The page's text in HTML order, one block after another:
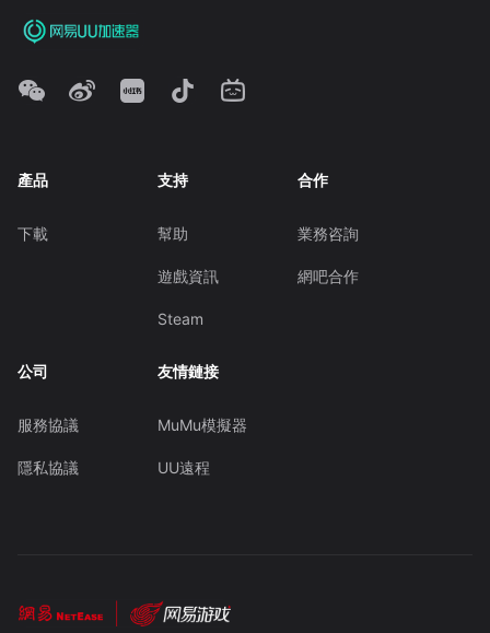
產品
下載
支持
幫助
遊戲資訊
Steam
合作
業務咨詢
網吧合作
公司
服務協議
隱私協議
友情鏈接
MuMu模擬器
UU遠程